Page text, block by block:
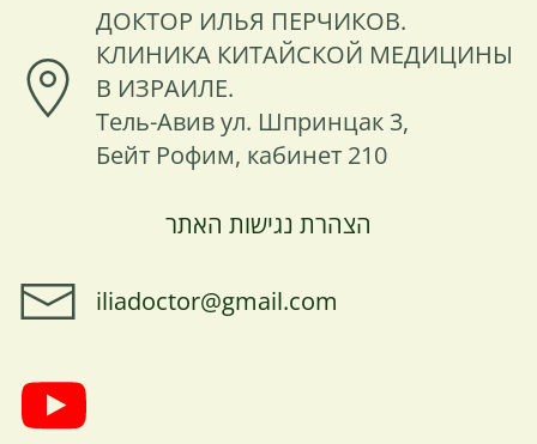
ДОКТОР ИЛЬЯ ПЕРЧИКОВ.
КЛИНИКА КИТАЙСКОЙ МЕДИЦИНЫ
В ИЗРАИЛЕ.
Тель-Авив ул. Шпринцак 3,
Бейт Рофим, кабинет 210
הצהרת נגישות האתר
iliadoctor@gmail.com